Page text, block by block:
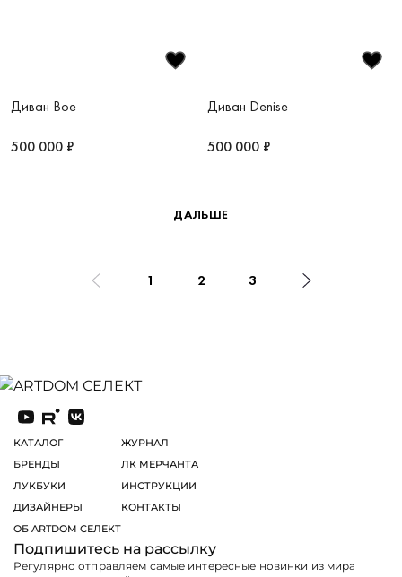
Диван Boe
500 000 ₽
Диван Denise
500 000 ₽
ДАЛЬШЕ
1 2 3
КАТАЛОГ
БРЕНДЫ
ЛУКБУКИ
ДИЗАЙНЕРЫ
ОБ ARTDOM СЕЛЕКТ
ЖУРНАЛ
ЛК МЕРЧАНТА
ИНСТРУКЦИИ
КОНТАКТЫ
Подпишитесь на рассылку
Регулярно отправляем самые интересные новинки из мира